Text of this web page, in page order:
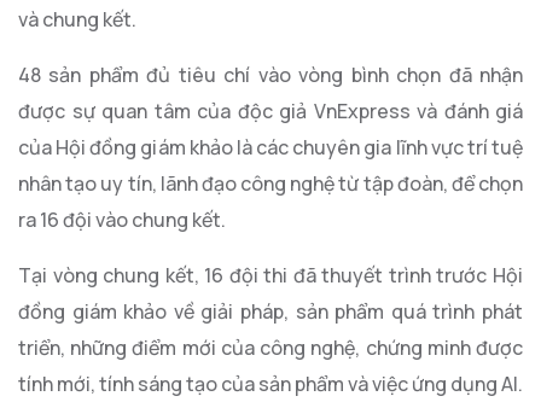
và chung kết.
48 sản phẩm đủ tiêu chí vào vòng bình chọn đã nhận
được sự quan tâm của độc giả VnExpress và đánh giá
của Hội đồng giám khảo là các chuyên gia lĩnh vực trí tuệ
nhân tạo uy tín, lãnh đạo công nghệ từ tập đoàn, để chọn
ra 16 đội vào chung kết.
Tại vòng chung kết, 16 đội thi đã thuyết trình trước Hội
đồng giám khảo về giải pháp, sản phẩm quá trình phát
triển, những điểm mới của công nghệ, chứng minh được
tính mới, tính sáng tạo của sản phẩm và việc ứng dụng AI.